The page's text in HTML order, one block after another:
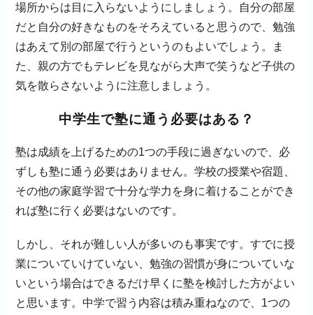
場所からは目に入らないようにしましょう。自分の部屋
だと自分の好きなものをそろえていると思うので、勉強
はあえて別の部屋で行うというのもよいでしょう。ま
た、親の方でもテレビを見ながら大声で笑うなど子供の
気を散らさないように注意しましょう。
中学生で塾に通う必要はある？
塾は成績を上げるための1つの手段に過ぎないので、必
ずしも塾に通う必要はありません。学校の授業や宿題、
その他の家庭学習で十分な学力を身に着けることができ
れば塾に行く必要はないのです。
しかし、それが難しい人が多いのも事実です。すでに授
業についていけていない、勉強の習慣が身についていな
いという場合はできるだけ早くに塾を検討した方がよい
と思います。中学で習う内容は積み重ねなので、1つの